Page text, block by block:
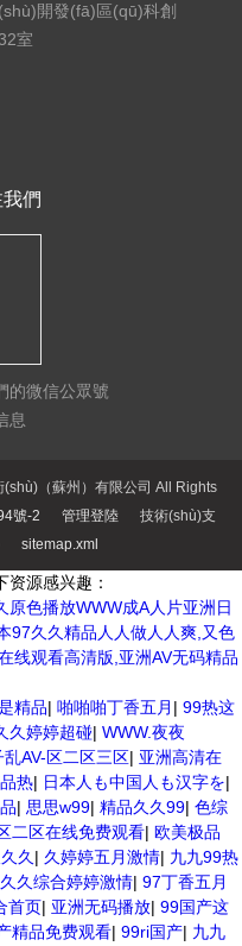
開發(fā)區(qū)科創
室
們
的微信公眾號
息
（蘇州）有限公司 All Rights
號-2 管理登陸 技術(shù)支
sitemap.xml
源感兴趣：
色播放WWW成A人片亚洲日
97久久精品人人做人人爽,又色
线观看高清版,亚洲AV无码精品
精品| 啪啪啪丁香五月 | 99热这
久婷婷超碰| WWW.夜夜
乱AV-区二区三区| 亚洲高清在
热| 日本人も中国人も汉字を|
| 思思w99| 精品久久99| 色综
二区在线免费观看| 欧美极品
久 | 久婷婷五月激情| 九九99热
久久综合婷婷激情| 97丁香五月
首页| 亚洲无码播放| 99国产这
精品免费观看| 99ri国产| 九九